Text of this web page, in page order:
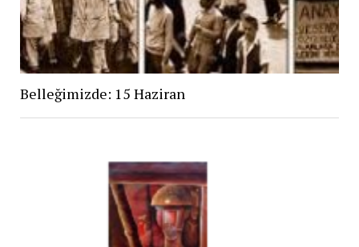
Belleğimizde: 15 Haziran